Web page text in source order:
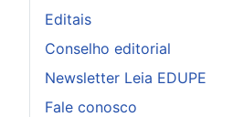
Editais
Conselho editorial
Newsletter Leia EDUPE
Fale conosco